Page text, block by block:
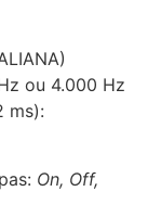
ou 4.000 Hz
ms):
On, Off,